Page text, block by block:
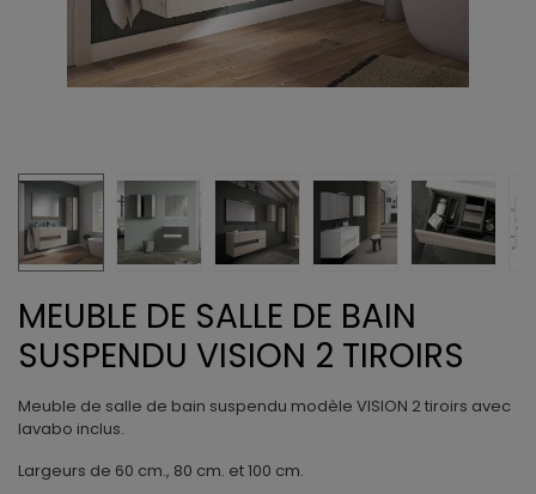
MEUBLE DE SALLE DE BAIN
SUSPENDU VISION 2 TIROIRS
Meuble de salle de bain suspendu modèle VISION 2 tiroirs avec
lavabo inclus.
Largeurs de 60 cm., 80 cm. et 100 cm.